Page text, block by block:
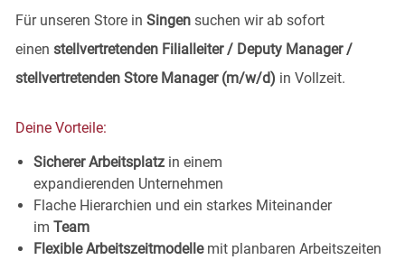
Für unseren Store in Singen suchen wir ab sofort
einen stellvertretenden Filialleiter / Deputy Manager /
stellvertretenden Store Manager (m/w/d) in Vollzeit.
Deine Vorteile:
Sicherer Arbeitsplatz in einem
expandierenden Unternehmen
Flache Hierarchien und ein starkes Miteinander
im Team
Flexible Arbeitszeitmodelle mit planbaren Arbeitszeiten